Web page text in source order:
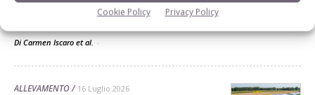
Cookie Policy Privacy Policy
regolarmente registrato. Le operazioni di pulizia e asciugatura
Di Carmen Iscaro et al. -
ALLEVAMENTO 16 Luglio 2026